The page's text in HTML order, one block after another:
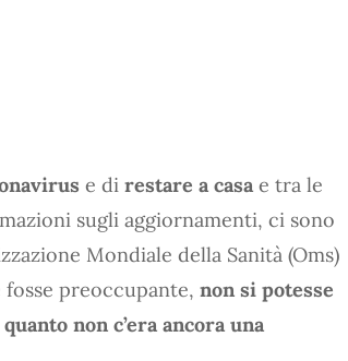
e di restare a casa e tra le
sugli aggiornamenti, ci sono
Mondiale della Sanità (Oms)
preoccupante, non si potesse
non c’era ancora una